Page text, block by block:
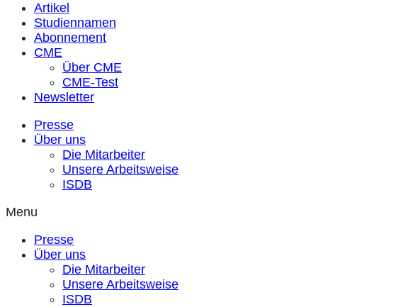
Artikel
Studiennamen
Abonnement
CME
Über CME
CME-Test
Newsletter
Presse
Über uns
Die Mitarbeiter
Unsere Arbeitsweise
ISDB
Menu
Presse
Über uns
Die Mitarbeiter
Unsere Arbeitsweise
ISDB